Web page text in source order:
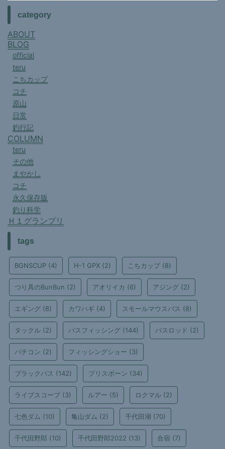
category
ABOUT
BLOG
official
teru
こちカップ
コチ
原山
日常
釣行記
COLUMN
teru
その他
まやかし
コチ
永久保存版
釣り科学
Ｈ１グランプリ
tags
BGNSCUP (4) H-1 GPX (2) こちカップ (8)
つり具のBunBun (2) アオリイカ (6) アジング (2)
エギング (8) カワハギ (4) スモールマウスバス (8)
タックル (2) バスフィッシング (144) バスロッド (2)
バチコン (2) フィッシングショー (3)
ブラックバス (142) プリスポーン (34)
ライブスコープ (3) ルアー (5) ロクマル (2)
七色ダム (10) 亀山ダム (2) 千代田湖 (70)
千代田野郎 (10) 千代田野郎2022 (13) 合宿 (7)